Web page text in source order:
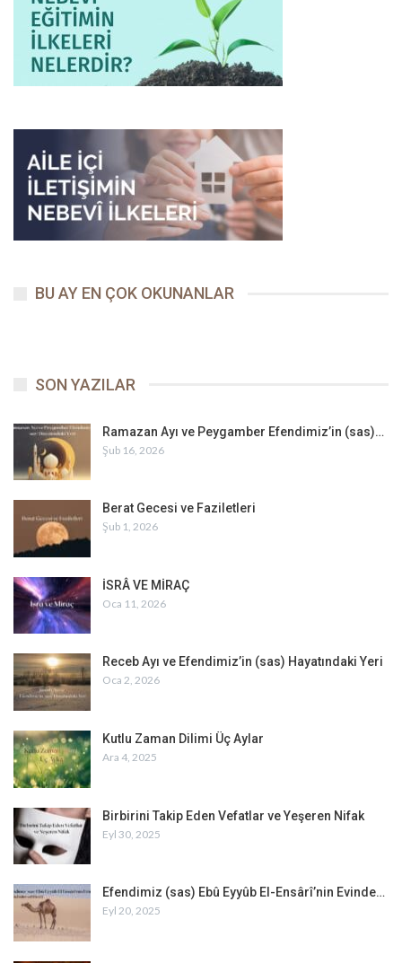
BU AY EN ÇOK OKUNANLAR
SON YAZILAR
Ramazan Ayı ve Peygamber Efendimiz’in (sas)…
Şub 16, 2026
Berat Gecesi ve Faziletleri
Şub 1, 2026
İSRÂ VE MİRAÇ
Oca 11, 2026
Receb Ayı ve Efendimiz’in (sas) Hayatındaki Yeri
Oca 2, 2026
Kutlu Zaman Dilimi Üç Aylar
Ara 4, 2025
Birbirini Takip Eden Vefatlar ve Yeşeren Nifak
Eyl 30, 2025
Efendimiz (sas) Ebû Eyyûb El-Ensârî’nin Evinde…
Eyl 20, 2025